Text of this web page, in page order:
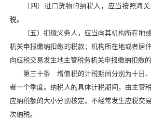
（四）进口货物的纳税人，应当按照海
税。
（五）扣缴义务人，应当向其机构所在地
机关申报缴纳扣缴的税款；机构所在地或者居
向应税交易发生地主管税务机关申报缴纳扣缴的
第三十条 增值税的计税期间分别为十日
者一个季度。纳税人的具体计税期间，由主管
应纳税额的大小分别核定。不经常发生应税交
次纳税。